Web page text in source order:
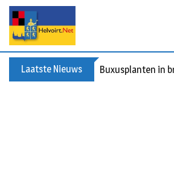
Laatste Nieuws Buxusplanten in